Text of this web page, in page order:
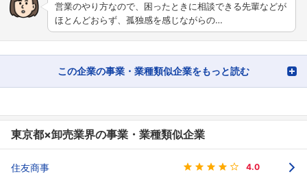
営業のやり方なので、困ったときに相談できる先輩などが
ほとんどおらず、孤独感を感じながらの…
この企業の事業・業種類似企業をもっと読む
東京都×卸売業界の事業・業種類似企業
住友商事 4.0